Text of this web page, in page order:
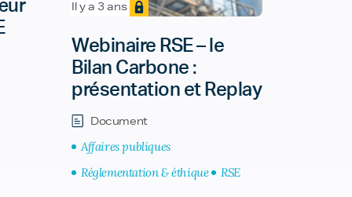
Il y a 3 ans
Webinaire RSE – le
Bilan Carbone :
présentation et Replay
Document
Affaires publiques
Réglementation & éthique
RSE